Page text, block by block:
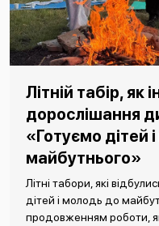
Літній табір, як
дорослішання
«Готуємо дітей
майбутнього»
Літні табори, які
дітей і молодь до
продовженням роботи,